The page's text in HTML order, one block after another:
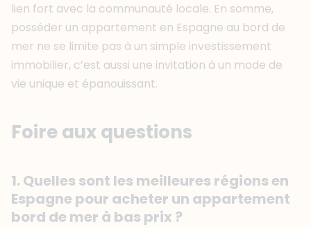
lien fort avec la communauté locale. En somme,
posséder un appartement en Espagne au bord de
mer ne se limite pas à un simple investissement
immobilier, c’est aussi une invitation à un mode de
vie unique et épanouissant.
Foire aux questions
1. Quelles sont les meilleures régions en
Espagne pour acheter un appartement
bord de mer à bas prix ?